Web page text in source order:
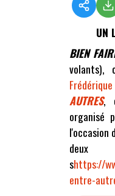
UN
BIEN
volants),
AUTRES,
organisé
l'occasion
deux
shttps://
entre-